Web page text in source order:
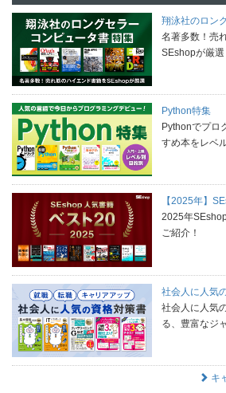
翔泳社のロン
名著多数！売
SEshopが厳選
Python特集
Pythonでプロ
すめ本をレベ
【2025年】
2025年
ご紹介！
社会人に人気
社会人に人気
る、豊富なジ
キ